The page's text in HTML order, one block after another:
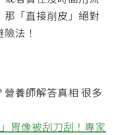
「直接削皮」絕對
法！
養師解答真相 很多
胃像被刮刀刮！專家